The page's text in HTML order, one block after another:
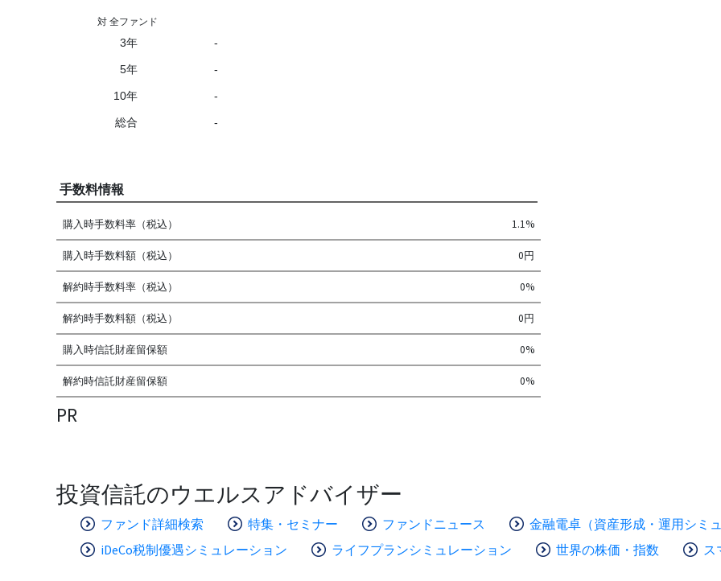
対 全ファンド
3年 -
5年 -
10年 -
総合 -
手数料情報
購入時手数料率（税込） 1.1%
購入時手数料額（税込） 0円
解約時手数料率（税込） 0%
解約時手数料額（税込） 0円
購入時信託財産留保額 0%
解約時信託財産留保額 0%
PR
投資信託のウエルスアドバイザー
ファンド詳細検索 特集・セミナー ファンドニュース 金融電卓（資産形成・運用シミ
iDeCo税制優遇シミュレーション
ライフプランシミュレーション 世界の株価・指数 ス